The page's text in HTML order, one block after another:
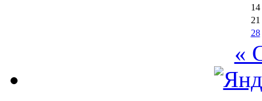
14
21
28
«